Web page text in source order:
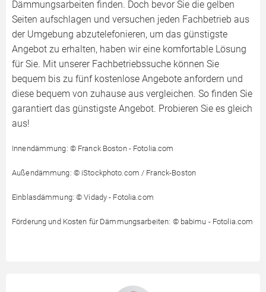
Dämmungsarbeiten finden. Doch bevor Sie die gelben
Seiten aufschlagen und versuchen jeden Fachbetrieb aus
der Umgebung abzutelefonieren, um das günstigste
Angebot zu erhalten, haben wir eine komfortable Lösung
für Sie. Mit unserer Fachbetriebssuche können Sie
bequem bis zu fünf kostenlose Angebote anfordern und
diese bequem von zuhause aus vergleichen. So finden Sie
garantiert das günstigste Angebot. Probieren Sie es gleich
aus!
Innendämmung: © Franck Boston - Fotolia.com
Außendämmung: © iStockphoto.com / Franck-Boston
Einblasdämmung: © Vidady - Fotolia.com
Förderung und Kosten für Dämmungsarbeiten: © babimu - Fotolia.com